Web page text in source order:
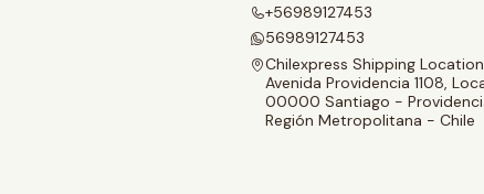
+56989127453
56989127453
Chilexpress Shipping Location
Avenida Providencia 1108,
00000 Santiago -
Región Metropolitana - Chile